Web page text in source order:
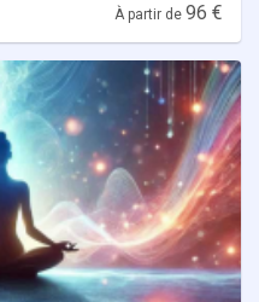
À partir de 96 €